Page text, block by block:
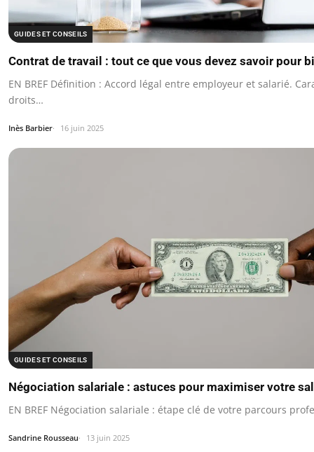
GUIDES ET CONSEILS
Contrat de travail : tout ce que vous devez savoir pour
EN BREF Définition : Accord légal entre employeur et salarié.
droits…
Inès Barbier 16 juin 2025
GUIDES ET CONSEILS
Négociation salariale : astuces pour maximiser votre
EN BREF Négociation salariale : étape clé de votre parcours
Sandrine Rousseau 13 juin 2025